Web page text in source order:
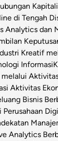
di Tengah
Analytics dan
Kreatif
Informasi
Aktivitas
Bisnis
Analytics